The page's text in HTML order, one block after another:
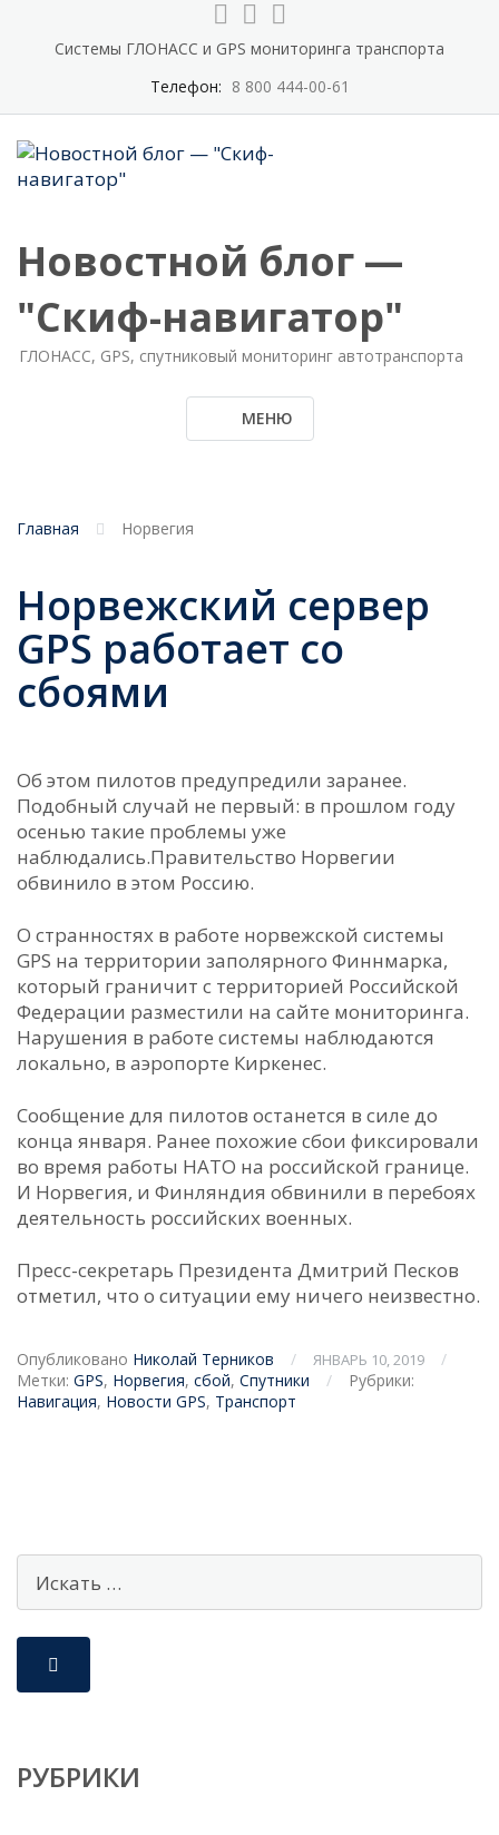
Системы ГЛОНАСС и GPS мониторинга транспорта
Телефон: 8 800 444-00-61
Новостной блог —
"Скиф-навигатор"
ГЛОНАСС, GPS, спутниковый мониторинг автотранспорта
МЕНЮ
Главная Норвегия
Норвежский сервер
GPS работает со
сбоями
Об этом пилотов предупредили заранее.
Подобный случай не первый: в прошлом году
осенью такие проблемы уже
наблюдались.Правительство Норвегии
обвинило в этом Россию.
О странностях в работе норвежской системы
GPS на территории заполярного Финнмарка,
который граничит с территорией Российской
Федерации разместили на сайте мониторинга.
Нарушения в работе системы наблюдаются
локально, в аэропорте Киркенес.
Сообщение для пилотов останется в силе до
конца января. Ранее похожие сбои фиксировали
во время работы НАТО на российской границе.
И Норвегия, и Финляндия обвинили в перебоях
деятельность российских военных.
Пресс-секретарь Президента Дмитрий Песков
отметил, что о ситуации ему ничего неизвестно.
Опубликовано Николай Терников / ЯНВАРЬ 10, 2019
/
Метки: GPS, Норвегия, сбой, Спутники /
Рубрики:
Навигация, Новости GPS, Транспорт
РУБРИКИ